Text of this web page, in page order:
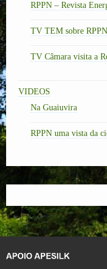
RPPN – Revista
TV TEM sobre
TV Câmara visita a
VIDEOS
Na Guaiuvira
RPPN uma vista da